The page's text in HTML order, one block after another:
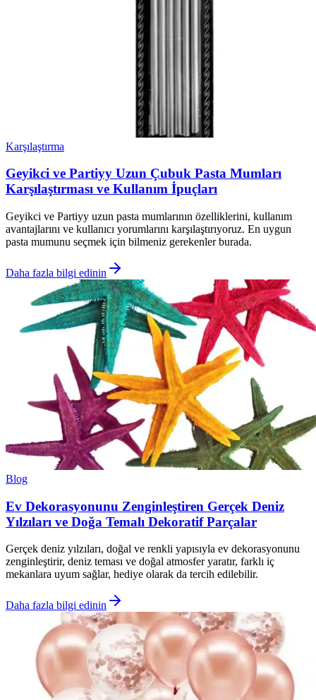
Karşılaştırma
Geyikci ve Partiyy Uzun Çubuk Pasta Mumları
Karşılaştırması ve Kullanım İpuçları
Geyikci ve Partiyy uzun pasta mumlarının özelliklerini, kullanım
avantajlarını ve kullanıcı yorumlarını karşılaştırıyoruz. En uygun
pasta mumunu seçmek için bilmeniz gerekenler burada.
Daha fazla bilgi edinin
Blog
Ev Dekorasyonunu Zenginleştiren Gerçek Deniz
Yılzıları ve Doğa Temalı Dekoratif Parçalar
Gerçek deniz yılzıları, doğal ve renkli yapısıyla ev dekorasyonunu
zenginleştirir, deniz teması ve doğal atmosfer yaratır, farklı iç
mekanlara uyum sağlar, hediye olarak da tercih edilebilir.
Daha fazla bilgi edinin